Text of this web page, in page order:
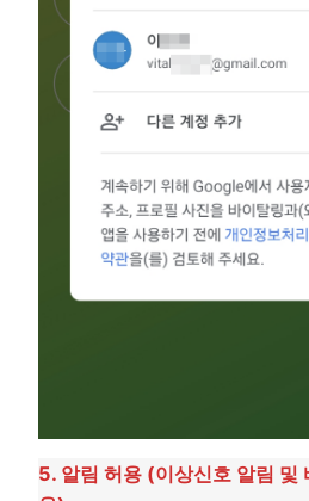
5. 알림 허용 (이상신호 알림 및